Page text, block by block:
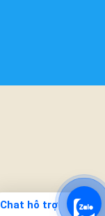
Chat hỗ trợ